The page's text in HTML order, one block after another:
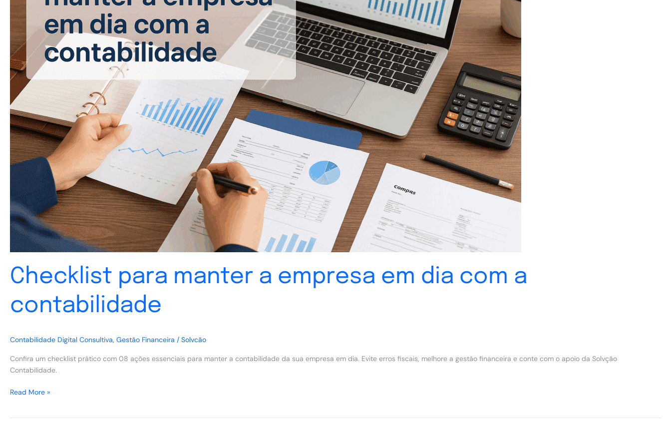
Checklist para manter a empresa em dia com a
contabilidade
Contabilidade Digital Consultiva, Gestão Financeira / Solvcão
Confira um checklist prático com 08 ações essenciais para manter a contabilidade da sua empresa em dia. Evite erros fiscais, melhore a gestão financeira e conte com o apoio da Solvção
Contabilidade.
contabilidade
Read More »